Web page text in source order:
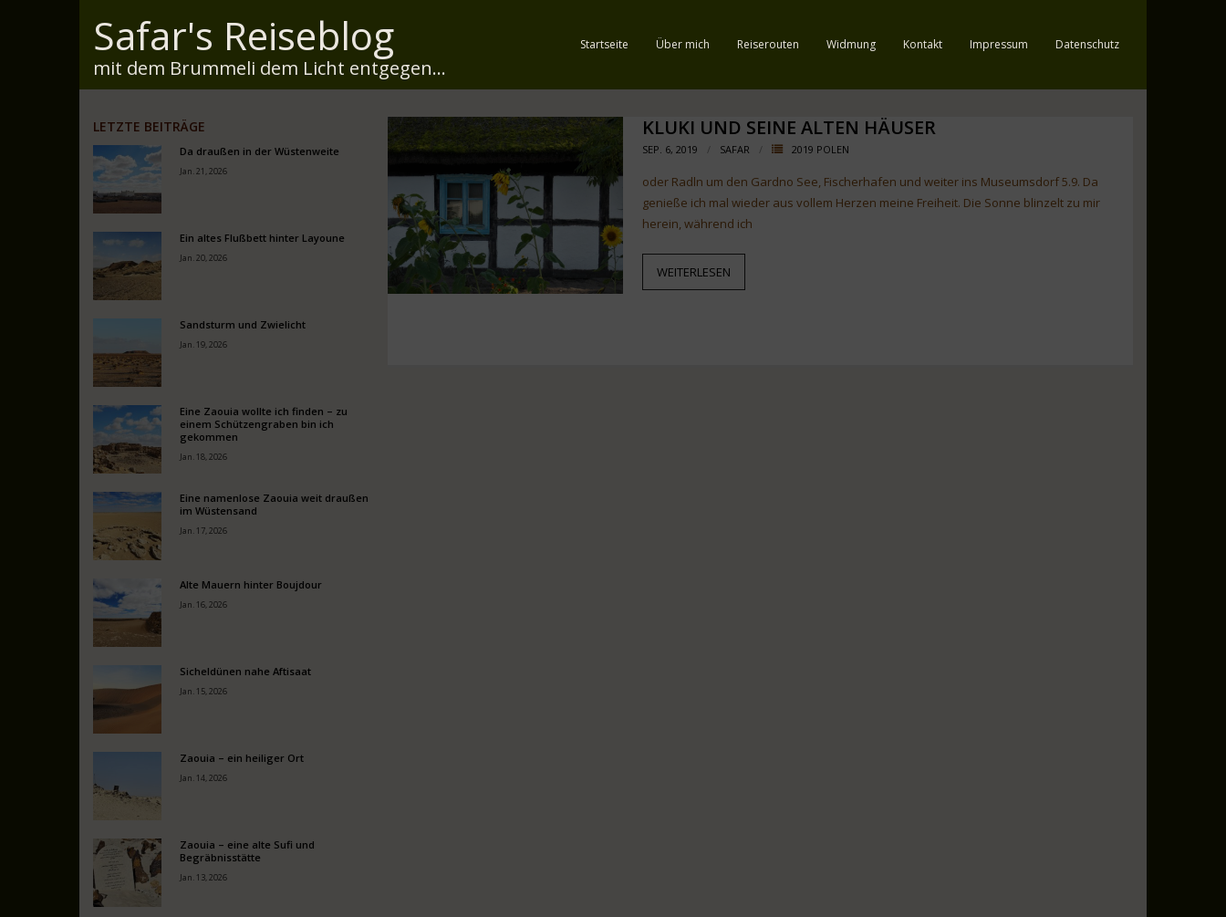
Safar's Reiseblog
mit dem Brummeli dem Licht entgegen...
Startseite Über mich Reiserouten Widmung Kontakt Impressum Datenschutz
KLUKI UND SEINE ALTEN HÄUSER
SEP. 6, 2019 SAFAR 2019 POLEN
oder Radln um den Gardno See, Fischerhafen und weiter ins Museumsdorf 5.9. Da
genieße ich mal wieder aus vollem Herzen meine Freiheit. Die Sonne blinzelt zu mir
herein, während ich
WEITERLESEN
LETZTE BEITRÄGE
Da draußen in der Wüstenweite
Jan. 21, 2026
Ein altes Flußbett hinter Layoune
Jan. 20, 2026
Sandsturm und Zwielicht
Jan. 19, 2026
Eine Zaouia wollte ich finden – zu
einem Schützengraben bin ich
gekommen
Jan. 18, 2026
Eine namenlose Zaouia weit draußen
im Wüstensand
Jan. 17, 2026
Alte Mauern hinter Boujdour
Jan. 16, 2026
Sicheldünen nahe Aftisaat
Jan. 15, 2026
Zaouia – ein heiliger Ort
Jan. 14, 2026
Zaouia – eine alte Sufi und
Begräbnisstätte
Jan. 13, 2026